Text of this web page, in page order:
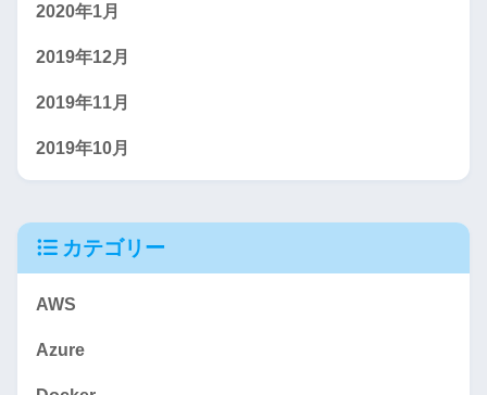
2020年1月
2019年12月
2019年11月
2019年10月
カテゴリー
AWS
Azure